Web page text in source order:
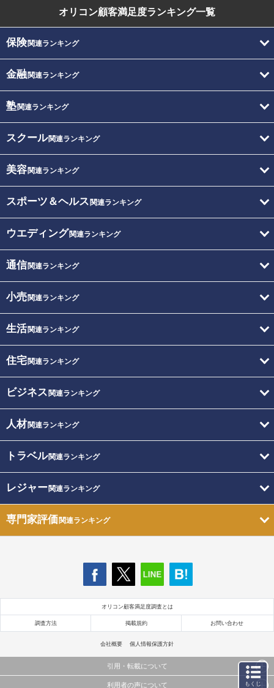
オリコン顧客満足度ランキング一覧
保険関連ランキング
金融関連ランキング
塾関連ランキング
スクール関連ランキング
美容関連ランキング
スポーツ＆ヘルス 関連ランキング
ウエディング関連ランキング
通信関連ランキング
小売関連ランキング
生活関連ランキング
住宅関連ランキング
ビジネス 関連ランキング
人材関連ランキング
トラベル関連ランキング
レジャー関連ランキング
専門家評価関連ランキング
オリコン顧客満足度調査とは
調査方法 掲載規約 お問い合わせ
会社概要 個人情報保護方針
引用・転載について
利用者の声について もくじ